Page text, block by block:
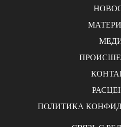
ПОЛИТИКА